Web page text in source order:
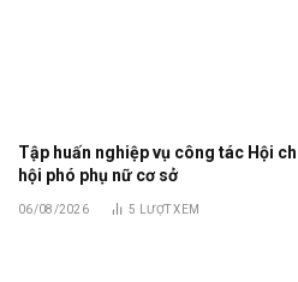
Tập huấn nghiệp vụ công tác Hội
hội phó phụ nữ cơ sở
06/08/2026 5 LƯỢT XEM